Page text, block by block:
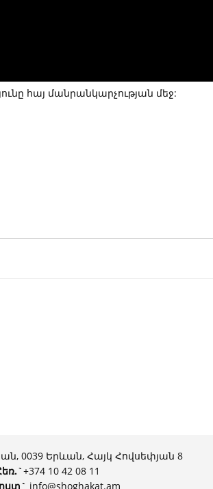
հայ մանրանկարչության մեջ:
0039 Երևան, Հայկ Հովսեփյան 8
`+374 10 42 08 11
info@shoghakat.am